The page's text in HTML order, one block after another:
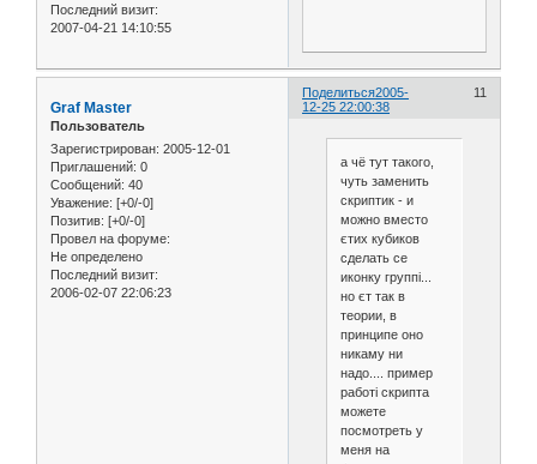
Последний визит:
2007-04-21 14:10:55
Поделиться 11
2005-
12-25 22:00:38
Graf Master
Пользователь
Зарегистрирован: 2005-12-01
Приглашений: 0
Сообщений: 40
Уважение: [+0/-0]
Позитив: [+0/-0]
Провел на форуме:
Не определено
Последний визит:
2006-02-07 22:06:23
а чё тут такого,
чуть заменить
скриптик - и
можно вместо
єтих кубиков
сделать се
иконку группі...
но єт так в
теории, в
принципе оно
никаму ни
надо.... пример
работі скрипта
можете
посмотреть у
меня на